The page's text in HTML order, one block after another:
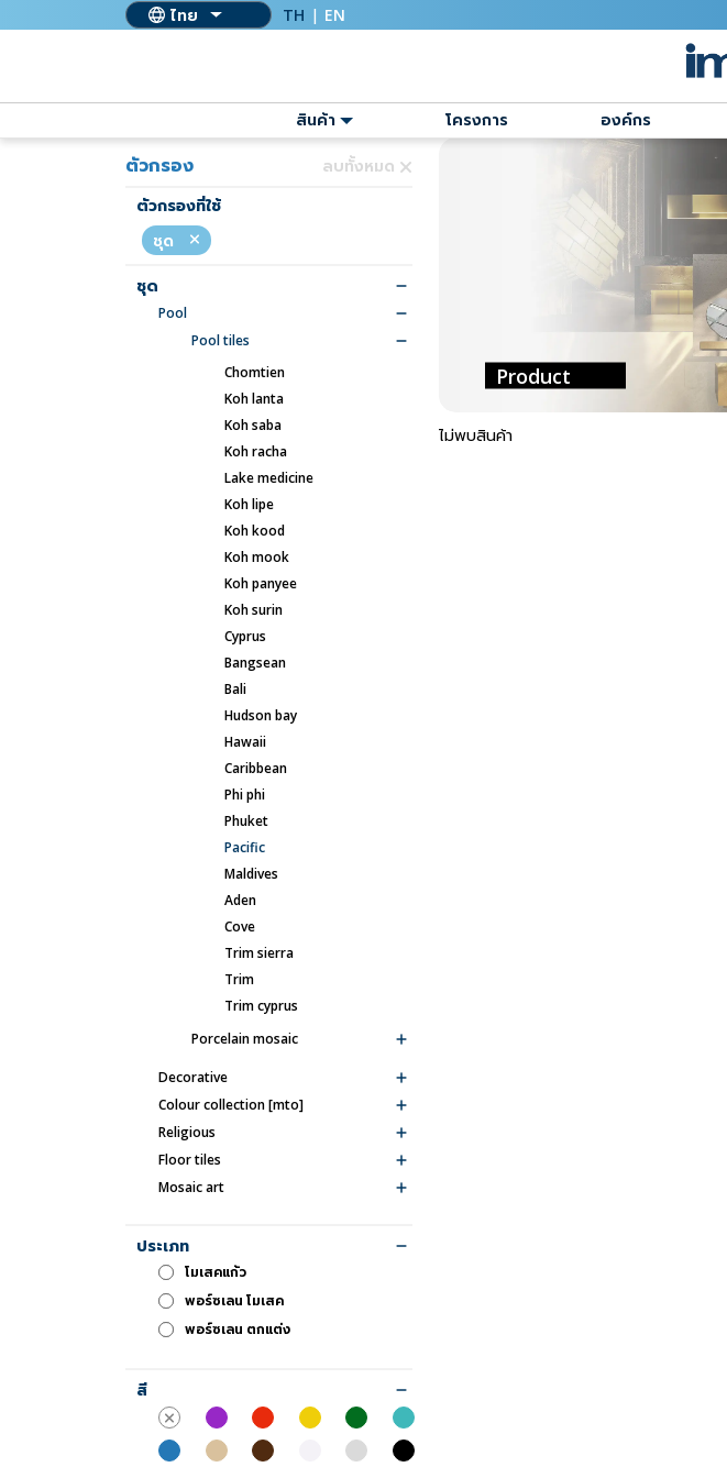
ไทย TH | EN
สินค้า โครงการ องค์กร
ตัวกรอง
ลบทั้งหมด
ตัวกรองที่ใช้
ชุด
ชุด
pool
pool tiles
chomtien
koh lanta
koh saba
koh racha
lake medicine
koh lipe
koh kood
koh mook
koh panyee
koh surin
cyprus
bangsean
bali
hudson bay
hawaii
caribbean
phi phi
phuket
pacific
maldives
aden
cove
trim sierra
trim
trim cyprus
porcelain mosaic
decorative
colour collection [mto]
religious
floor tiles
mosaic art
ประเภท
โมเสคแก้ว
พอร์ซเลน โมเสค
พอร์ซเลน ตกแต่ง
สี
Product
ไม่พบสินค้า